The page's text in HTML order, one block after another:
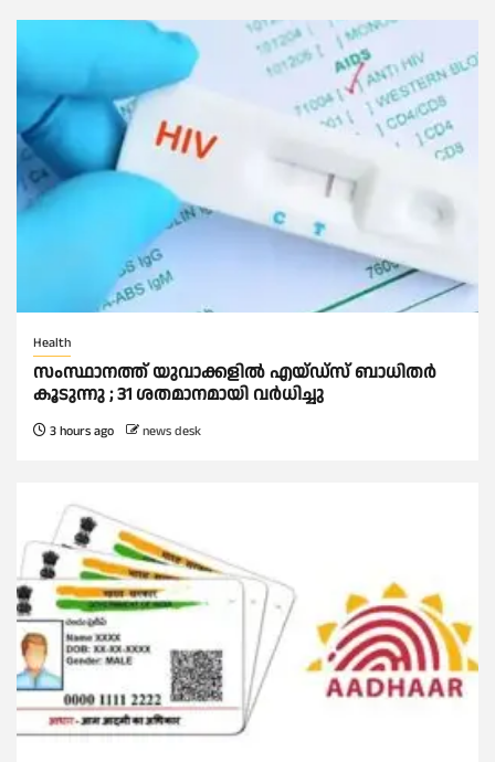
Health
സംസ്ഥാനത്ത് യുവാക്കളില്‍ എയ്ഡ്സ് ബാധിതര്‍
കൂടുന്നു ; 31 ശതമാനമായി വർധിച്ചു
3 hours ago news desk